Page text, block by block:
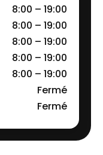
8:00 – 19:00
8:00 – 19:00
8:00 – 19:00
8:00 – 19:00
8:00 – 19:00
Fermé
Fermé